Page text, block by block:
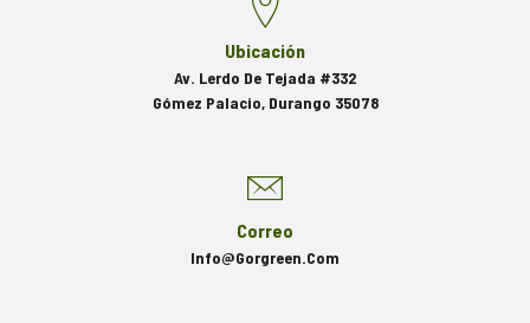
Ubicación
Av. Lerdo De Tejada #332
Gómez Palacio, Durango 35078
Correo
Info@gorgreen.com